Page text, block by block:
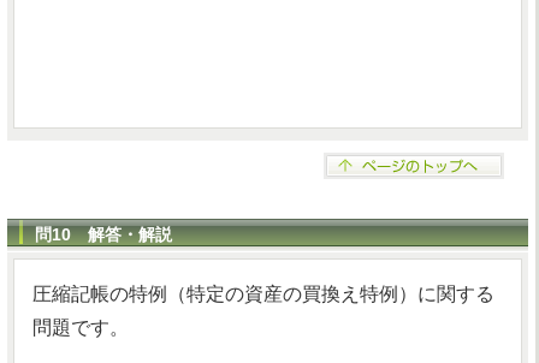
問10 解答・解説
圧縮記帳の特例（特定の資産の買換え特例）に関する
問題です。